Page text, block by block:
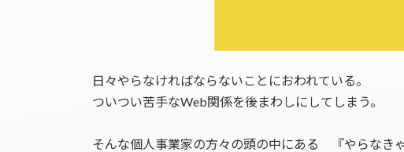
日々やらなければならないことにおわれている。
ついつい苦手なWeb関係を後まわしにしてしまう。
そんな個人事業家の方々の頭の中にある 『やらなき